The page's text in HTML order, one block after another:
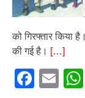
को गिरफ्तार किया
की गई है। […]